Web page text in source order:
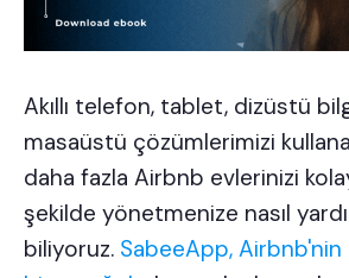
Akıllı telefon, tablet, dizüstü
masaüstü çözümlerimizi
daha fazla Airbnb evlerinizi
şekilde yönetmenize nasıl
biliyoruz. SabeeApp,